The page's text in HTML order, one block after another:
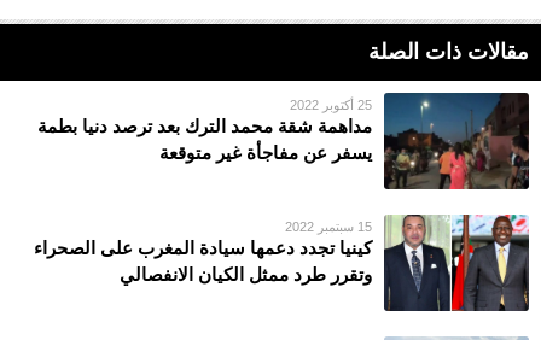
مقالات ذات الصلة
25 أكتوبر 2022
مداهمة شقة محمد الترك بعد ترصد دنيا بطمة
يسفر عن مفاجأة غير متوقعة
15 سبتمبر 2022
كينيا تجدد دعمها سيادة المغرب على الصحراء
وتقرر طرد ممثل الكيان الانفصالي